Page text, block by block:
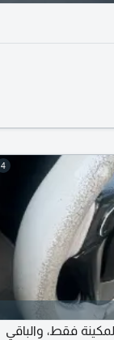
4
صوفة المكينة فقط، والباقي